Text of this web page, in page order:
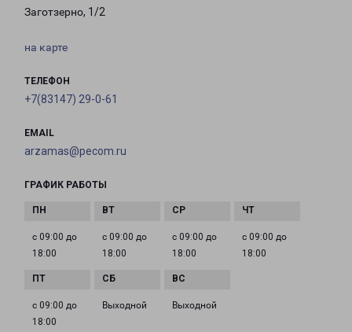
Заготзерно, 1/2
на карте
ТЕЛЕФОН
+7(83147) 29-0-61
EMAIL
arzamas@pecom.ru
ГРАФИК РАБОТЫ
с 09:00 до
18:00
с 09:00 до
18:00
с 09:00 до
18:00
с 09:00 до
18:00
с 09:00 до
18:00
Выходной Выходной